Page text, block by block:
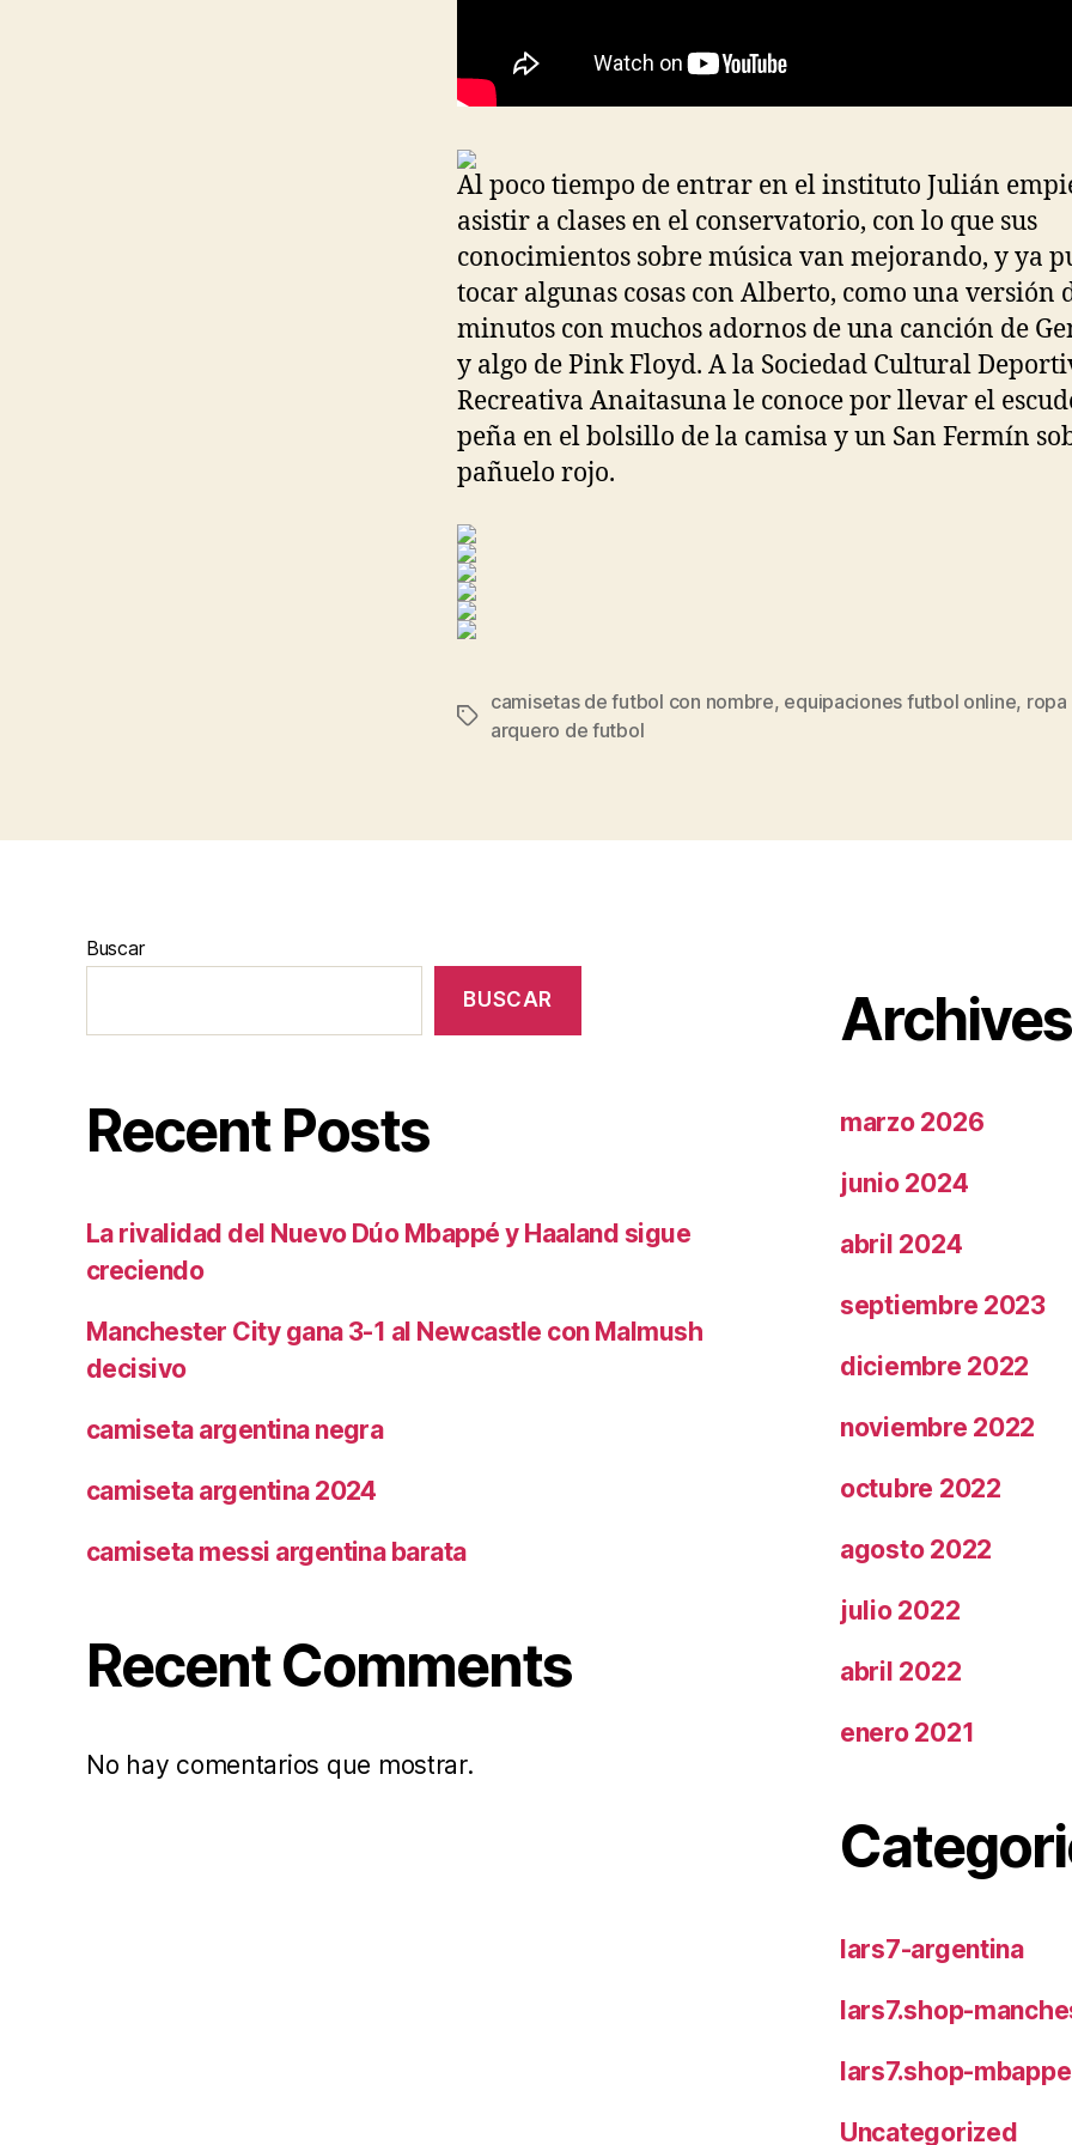
Al poco tiempo de entrar en el instituto Julián
asistir a clases en el conservatorio, con lo que sus
conocimientos sobre música van mejorando, y ya
tocar algunas cosas con Alberto, como una versión
minutos con muchos adornos de una canción de
y algo de Pink Floyd. A la Sociedad Cultural
Recreativa Anaitasuna le conoce por llevar el
peña en el bolsillo de la camisa y un San Fermín
pañuelo rojo.
Etiquetas
camisetas de futbol con nombre, equipaciones futbol online, ropa
arquero de futbol
Buscar
BUSCAR
Recent Posts
La rivalidad del Nuevo Dúo Mbappé y Haaland sigue
creciendo
Manchester City gana 3-1 al Newcastle con Malmush
decisivo
camiseta argentina negra
camiseta argentina 2024
camiseta messi argentina barata
Recent Comments
No hay comentarios que mostrar.
Archives
marzo 2026
junio 2024
abril 2024
septiembre 2023
diciembre 2022
noviembre 2022
octubre 2022
agosto 2022
julio 2022
abril 2022
enero 2021
lars7-argentina
lars7.shop-
lars7.shop-mbappe
Uncategorized